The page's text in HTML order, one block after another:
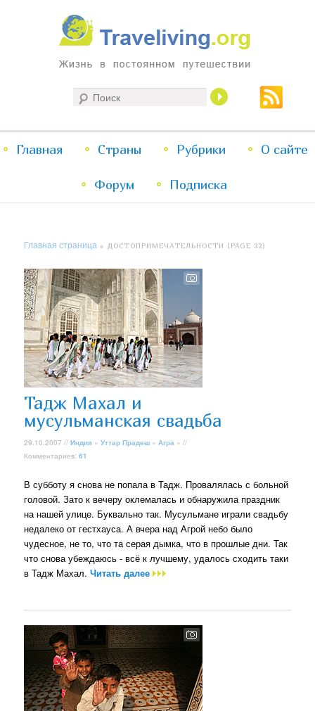
Traveliving
Жизнь в постоянном путешествии
меню
Перейти
к
Перейти
к
Главная Страны Рубрики О сайте
Форум Подписка
Главная страница » ДОСТОПРИМЕЧАТЕЛЬНОСТИ (PAGE 32)
Тадж Махал и
мусульманская свадьба
29.10.2007 //Индия »Уттар Прадеш »Агра » //
Комментариев:61
В субботу я снова не попала в Тадж. Провалялась с больной
головой. Зато к вечеру оклемалась и обнаружила праздник
на нашей улице. Буквально так. Мусульмане играли свадьбу
недалеко от гестхауса. А вчера над Агрой небо было
чудесное, не то, что та серая дымка, что в прошлые дни. Так
что снова убеждаюсь - всё к лучшему, удалось сходить таки
в Тадж Махал.Читать далее